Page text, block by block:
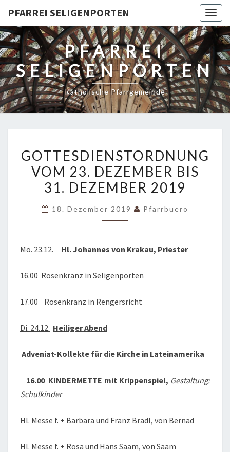
PFARREI SELIGENPORTEN
PFARREI
SELIGENPORTEN
Katholische Pfarrgemeinde
VOM
23.
DEZEMBER
31.
GOTTESDIENSTORDNUNG
VOM 23. DEZEMBER BIS
31. DEZEMBER 2019
18. Dezember 2019 Pfarrbuero
Mo. 23.12. Hl. Johannes von Krakau, Priester
16.00 Rosenkranz in Seligenporten
17.00 Rosenkranz in Rengersricht
Di. 24.12. Heiliger Abend
Adveniat-Kollekte für die Kirche in Lateinamerika
16.00 KINDERMETTE mit Krippenspiel, Gestaltung:
Schulkinder
Hl. Messe f. + Barbara und Franz Bradl, von Bernad
Hl. Messe f. + Rosa und Hans Saam, von Saam